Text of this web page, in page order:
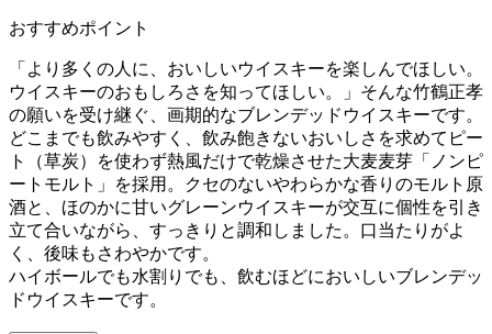
おすすめポイント
「より多くの人に、おいしいウイスキーを楽しんでほしい。
ウイスキーのおもしろさを知ってほしい。」そんな竹鶴正孝
の願いを受け継ぐ、画期的なブレンデッドウイスキーです。
どこまでも飲みやすく、飲み飽きないおいしさを求めてピー
ト（草炭）を使わず熱風だけで乾燥させた大麦麦芽「ノンピ
ートモルト」を採用。クセのないやわらかな香りのモルト原
酒と、ほのかに甘いグレーンウイスキーが交互に個性を引き
立て合いながら、すっきりと調和しました。口当たりがよ
く、後味もさわやかです。
ハイボールでも水割りでも、飲むほどにおいしいブレンデッ
ドウイスキーです。